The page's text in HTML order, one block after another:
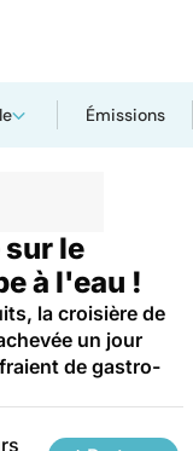
Émissions
le
à l'eau !
la croisière de
un jour
de gastro-